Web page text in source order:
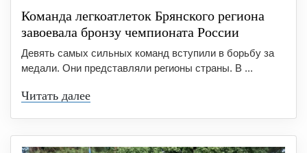
Команда легкоатлеток Брянского региона
завоевала бронзу чемпионата России
Девять самых сильных команд вступили в борьбу за
медали. Они представляли регионы страны. В ...
Читать далее